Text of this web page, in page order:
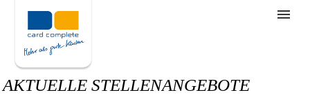
Stellenangebote
Unternehmensziele
AKTUELLE STELLENANGEBOTE